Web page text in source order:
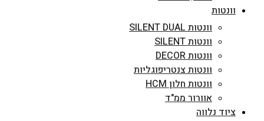
וונטות
וונטות SILENT DUAL
וונטות SILENT
וונטות DECOR
וונטות צנטריפוגליות
וונטות חלון HCM
אוורור ממ"ד
ציוד נלווה